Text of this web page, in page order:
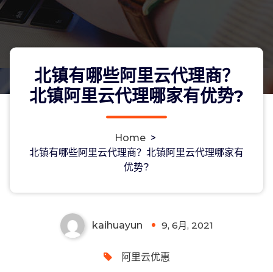
北镇有哪些阿里云代理商？
北镇阿里云代理哪家有优势?
Home >
北镇有哪些阿里云代理商？北镇阿里云代理哪家有
优势?
北镇有哪些阿里云代理商？北镇阿里云
代理哪家有优势?
kaihuayun 9, 6月, 2021
阿里云优惠